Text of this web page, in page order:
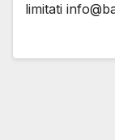
limitati